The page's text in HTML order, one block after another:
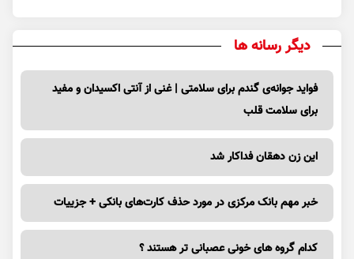
دیگر رسانه ها
فواید جوانه‌ی گندم برای سلامتی | غنی از آنتی اکسیدان و مفید
برای سلامت قلب
این زن دهقان فداکار شد
خبر مهم بانک مرکزی در مورد حذف کارت‌های بانکی + جزییات
کدام گروه های خونی عصبانی تر هستند ؟